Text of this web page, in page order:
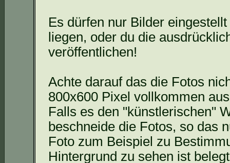
Es dürfen nur Bilder
liegen, oder du die
veröffentlichen!
Achte darauf das die Fotos
800x600 Pixel vollkommen
Falls es den "künstlerischen"
beschneide die Fotos, so das
Foto zum Beispiel zu
Hintergrund zu sehen ist